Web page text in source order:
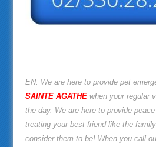
EN: We are here to provide pet
SAINTE AGATHEwhen your regular
the day. We are here to provide
treating your best friend like the
consider them to be! When you call